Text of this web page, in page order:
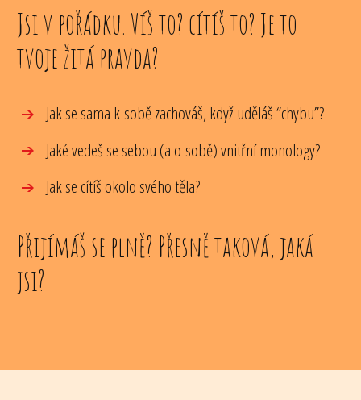
Jsi v pořádku. Víš to? cítíš to? Je to
tvoje žitá pravda?
Jak se sama k sobě zachováš, když uděláš “chybu”?
Jaké vedeš se sebou (a o sobě) vnitřní monology?
Jak se cítíš okolo svého těla?
Přijímáš se plně? Přesně taková, jaká
jsi?